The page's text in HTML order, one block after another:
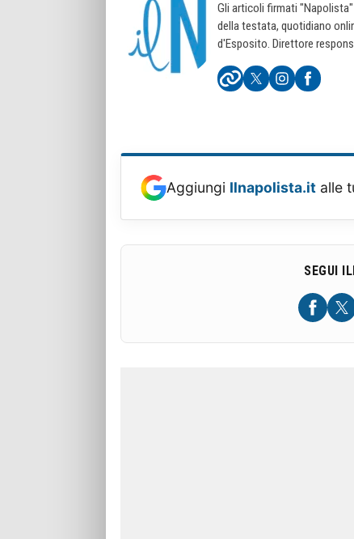
Gli articoli firmati
della testata, quotidiano
d'Esposito. Direttore
Aggiungi Ilnapolista.it alle
SEGUI